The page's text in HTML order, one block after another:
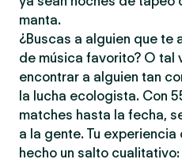
manta.
¿Buscas a alguien que te
de música favorito? O tal
encontrar a alguien tan
la lucha ecologista. Con
matches hasta la fecha,
a la gente. Tu
hecho un salto